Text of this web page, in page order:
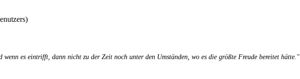
es eintrifft, dann nicht zu der Zeit noch unter den Umständen, wo es die größte Freude bereitet hätte."